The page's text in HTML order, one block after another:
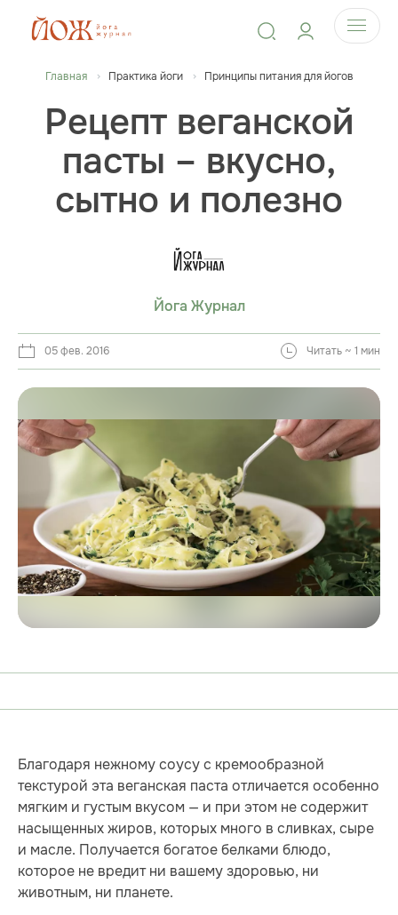
Главная Практика йоги Принципы питания для йогов
Рецепт веганской
пасты – вкусно,
сытно и полезно
Йога Журнал
05 фев. 2016 Читать ~ 1 мин
Благодаря нежному соусу с кремообразной
текстурой эта веганская паста отличается особенно
мягким и густым вкусом — и при этом не содержит
насыщенных жиров, которых много в сливках, сыре
и масле. Получается богатое белками блюдо,
которое не вредит ни вашему здоровью, ни
животным, ни планете.